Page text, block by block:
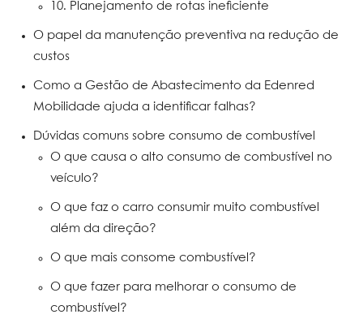
10. Planejamento de rotas ineficiente
O papel da manutenção preventiva na redução de
custos
Como a Gestão de Abastecimento da Edenred
Mobilidade ajuda a identificar falhas?
Dúvidas comuns sobre consumo de combustível
O que causa o alto consumo de combustível no
veículo?
O que faz o carro consumir muito combustível
além da direção?
O que mais consome combustível?
O que fazer para melhorar o consumo de
combustível?